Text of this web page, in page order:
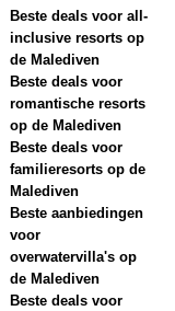
Beste deals voor all-
inclusive resorts op
de Malediven
Beste deals voor
romantische resorts
op de Malediven
Beste deals voor
familieresorts op de
Malediven
Beste aanbiedingen
voor
overwatervilla's op
de Malediven
Beste deals voor